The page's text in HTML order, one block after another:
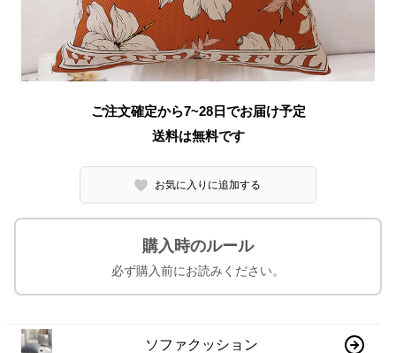
ご注文確定から7~28日でお届け予定
送料は無料です
お気に入りに追加する
購入時のルール
必ず購入前にお読みください。
ソファクッション